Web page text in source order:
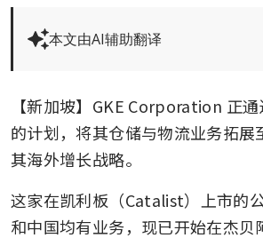
本文由AI辅助翻译
【新加坡】GKE Corporation 正
的计划，将其仓储与物流业务拓展
其海外增长战略。
这家在凯利板（Catalist）上市的
和中国均有业务，现已开始在杰贝